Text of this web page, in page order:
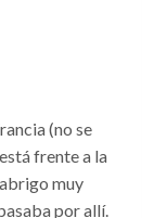
(no se
frente a la
muy
por allí.